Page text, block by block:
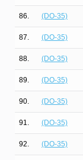
86. (DO-35)
87. (DO-35)
88. (DO-35)
89. (DO-35)
90. (DO-35)
91. (DO-35)
92. (DO-35)